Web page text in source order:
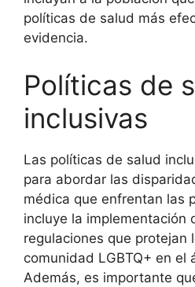
políticas de salud más
evidencia.
Políticas de
inclusivas
Las políticas de salud
para abordar las
médica que enfrentan las
incluye la implementación
regulaciones que protejan
comunidad LGBTQ+ en el
Además, es importante